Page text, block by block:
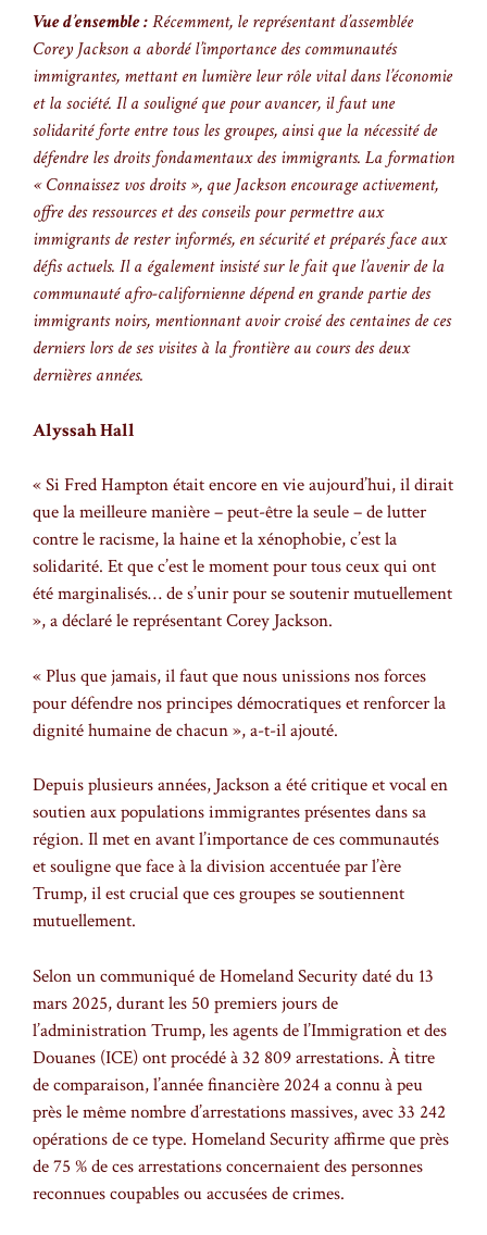
Vue d’ensemble :Récemment, le représentant d’assemblée
Corey Jackson a abordé l’importance des communautés
immigrantes, mettant en lumière leur rôle vital dans l’économie
et la société. Il a souligné que pour avancer, il faut une
solidarité forte entre tous les groupes, ainsi que la nécessité de
défendre les droits fondamentaux des immigrants. La formation
« Connaissez vos droits », que Jackson encourage activement,
offre des ressources et des conseils pour permettre aux
immigrants de rester informés, en sécurité et préparés face aux
défis actuels. Il a également insisté sur le fait que l’avenir de la
communauté afro-californienne dépend en grande partie des
immigrants noirs, mentionnant avoir croisé des centaines de ces
derniers lors de ses visites à la frontière au cours des deux
dernières années.
Alyssah Hall
« Si Fred Hampton était encore en vie aujourd’hui, il dirait
que la meilleure manière – peut-être la seule – de lutter
contre le racisme, la haine et la xénophobie, c’est la
solidarité. Et que c’est le moment pour tous ceux qui ont
été marginalisés… de s’unir pour se soutenir mutuellement
», a déclaré le représentant Corey Jackson.
« Plus que jamais, il faut que nous unissions nos forces
pour défendre nos principes démocratiques et renforcer la
dignité humaine de chacun », a-t-il ajouté.
Depuis plusieurs années, Jackson a été critique et vocal en
soutien aux populations immigrantes présentes dans sa
région. Il met en avant l’importance de ces communautés
et souligne que face à la division accentuée par l’ère
Trump, il est crucial que ces groupes se soutiennent
mutuellement.
Selon un communiqué de Homeland Security daté du 13
mars 2025, durant les 50 premiers jours de
l’administration Trump, les agents de l’Immigration et des
Douanes (ICE) ont procédé à 32 809 arrestations. À titre
de comparaison, l’année financière 2024 a connu à peu
près le même nombre d’arrestations massives, avec 33 242
opérations de ce type. Homeland Security affirme que près
de 75 % de ces arrestations concernaient des personnes
reconnues coupables ou accusées de crimes.